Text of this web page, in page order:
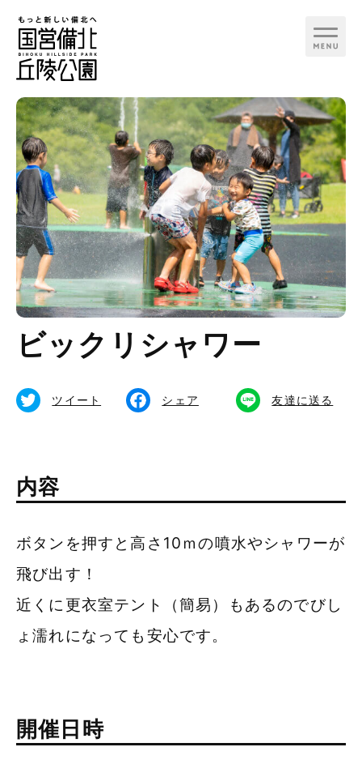
行く日で検索
カテゴリ
お知らせ
見る
遊ぶ
体験する
季節イベント
備北花ピクニック
備北夏まつり
備北コスモスピクニッ
ク
総合TOPページ
ビックリシャワー
ツイート シェア 友達に送る
内容
ボタンを押すと高さ10ｍの噴水やシャワーが
飛び出す！
近くに更衣室テント（簡易）もあるのでびし
ょ濡れになっても安心です。
開催日時